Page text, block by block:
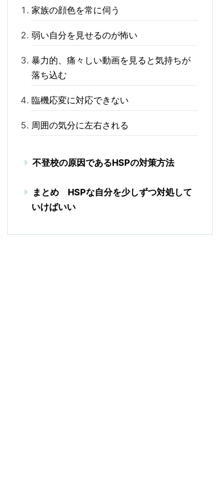
家族の顔色を常に伺う
弱い自分を見せるのが怖い
暴力的、痛々しい動画を見ると気持ちが
落ち込む
臨機応変に対応できない
周囲の気分に左右される
不登校の原因であるHSPの対策方法
まとめ HSPな自分を少しずつ対処して
いけばいい